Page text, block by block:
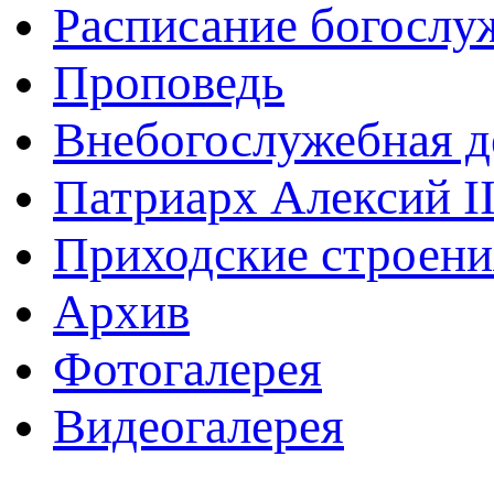
Расписание
Проповедь
Внебогослужебная
Патриарх Алексий
Приходские
Архив
Фотогалерея
Видеогалерея